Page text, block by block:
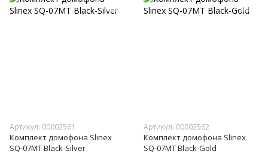
Артикул: 00002561
Комплект домофона Slinex
SQ-07MT Black-Silver
Артикул: 00002562
Комплект домофона Slinex
SQ-07MT Black-Gold